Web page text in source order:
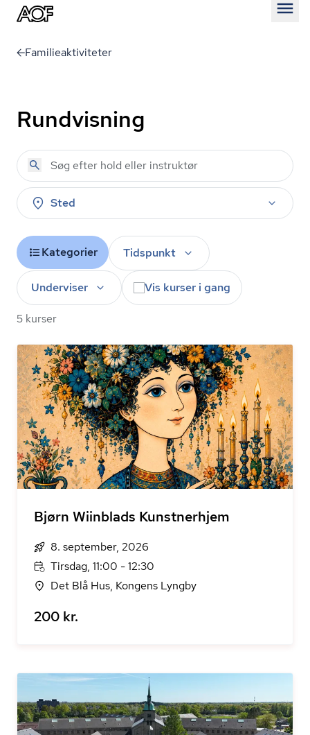
Familieaktiviteter
Rundvisning
Sted
Kategorier Tidspunkt
Underviser Vis kurser i gang
5 kurser
Bjørn Wiinblads Kunstnerhjem
8. september, 2026
Tirsdag, 11:00 - 12:30
Det Blå Hus, Kongens Lyngby
200 kr.